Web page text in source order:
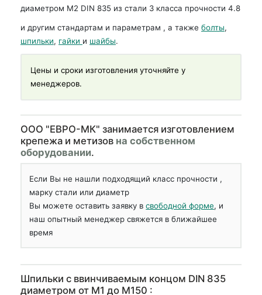
диаметром М2 DIN 835 из стали 3 класса прочности 4.8
и другим стандартам и параметрам , а также болты,
шпильки, гайки и шайбы.
Цены и сроки изготовления уточняйте у
менеджеров.
OOO "ЕВРО-МК" занимается изготовлением
крепежа и метизов на собственном
оборудовании.
Если Вы не нашли подходящий класс прочности ,
марку стали или диаметр
Вы можете оставить заявку всвободной форме, и
наш опытный менеджер свяжется в ближайшее
время
Шпильки с ввинчиваемым концом DIN 835
диаметром от М1 до М150 :